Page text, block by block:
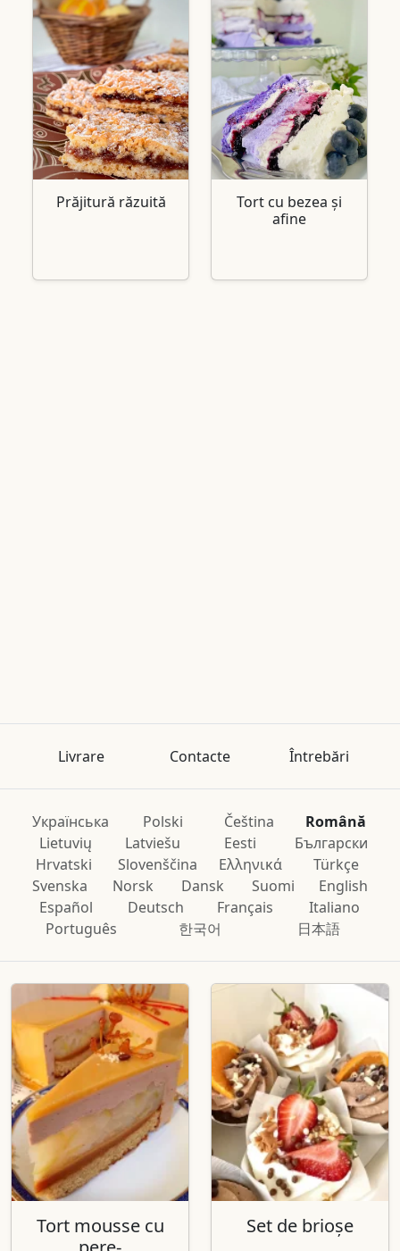
Prăjitură răzuită
Tort cu bezea și
afine
Livrare Contacte Întrebări
Українська Polski Čeština
Română
Lietuvių
Latviešu Eesti
Български
Hrvatski
Slovenščina Ελληνικά
Türkçe
Svenska
Norsk Dansk Suomi
English
Español
Deutsch Français
Italiano
Português
한국어 日本語
Tort mousse cu
Set de brioșe